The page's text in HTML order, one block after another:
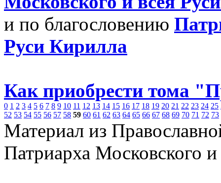
и по благословению
Руси Кирилла
Как приобрести тома
0 1 2 3 4 5 6 7 8 9 10 11 12 13 14 15 16 17 18 19 20 21 22 23 24 25
52 53 54 55 56 57 58 59 60 61 62 63 64 65 66 67 68 69 70 71 72 73
Материал из
Патриарха Московского